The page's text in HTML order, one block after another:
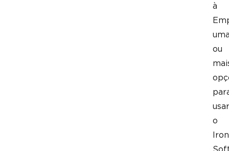
à
ou
usar
o
Iron